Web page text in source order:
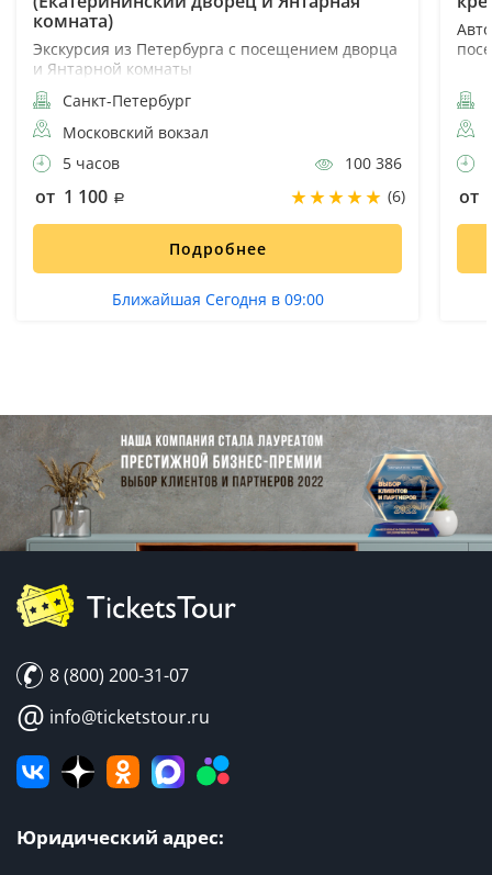
комната)
Экскурсия из Петербурга с посещением дворца
и Янтарной комнаты
Санкт-Петербург
Московский вокзал
5 часов
100 386
от 1 100 (6)
Подробнее
Ближайшая Сегодня в 09:00
от
8 (800) 200-31-07
@ info@ticketstour.ru
Юридический адрес: